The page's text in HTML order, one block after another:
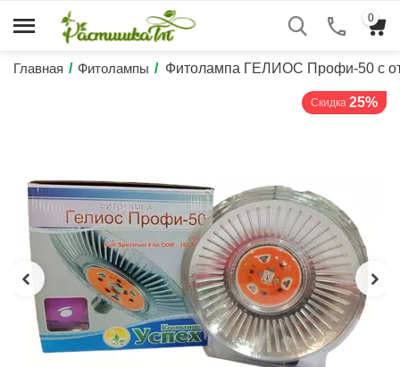
0
Главная / Фитолампы / Фитолампа ГЕЛИОС Профи-50 с
Скидка 25%